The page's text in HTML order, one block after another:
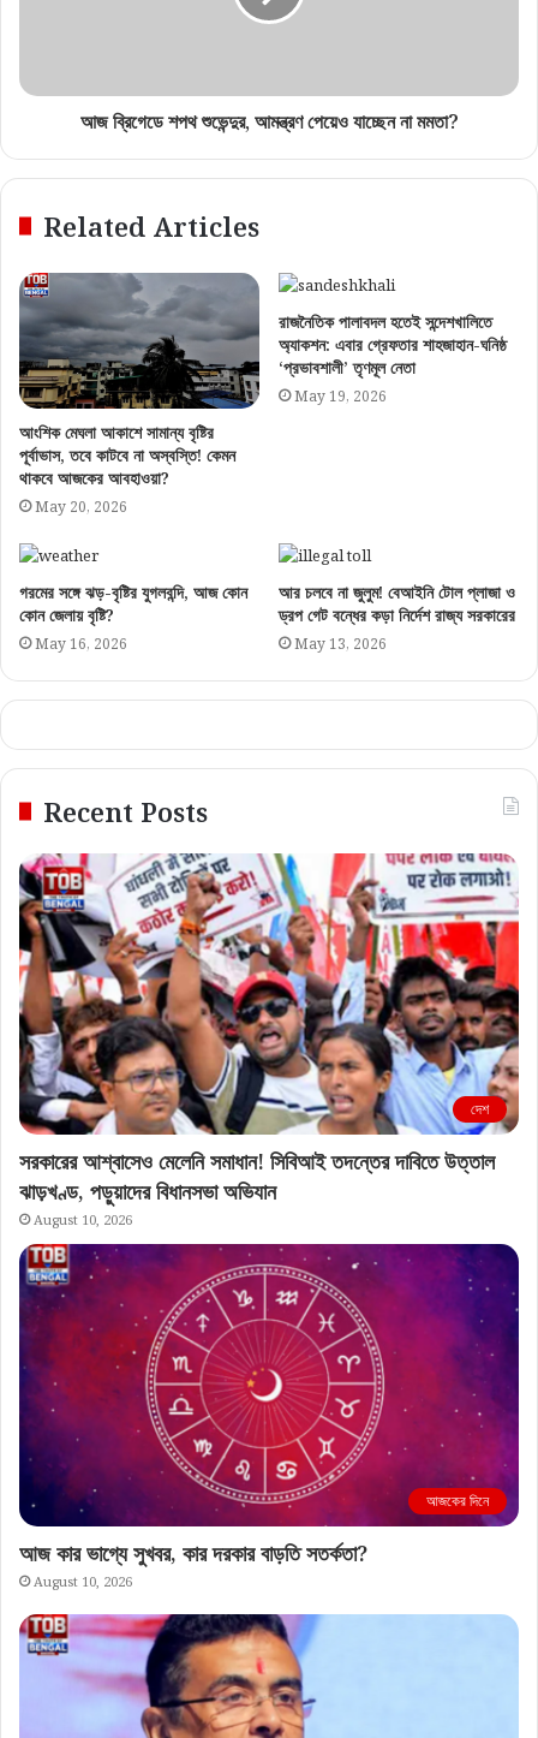
আজ ব্রিগেডে শপথ শুভেন্দুর, আমন্ত্রণ পেয়েও যাচ্ছেন না মমতা?
Related Articles
আংশিক মেঘলা আকাশে সামান্য বৃষ্টির
পূর্বাভাস, তবে কাটবে না অস্বস্তি! কেমন
থাকবে আজকের আবহাওয়া?
May 20, 2026
রাজনৈতিক পালাবদল হতেই সন্দেশখালিতে
অ্যাকশন: এবার গ্রেফতার শাহজাহান-ঘনিষ্ঠ
‘প্রভাবশালী’ তৃণমূল নেতা
May 19, 2026
গরমের সঙ্গে ঝড়-বৃষ্টির যুগলবন্দি, আজ কোন
কোন জেলায় বৃষ্টি?
May 16, 2026
আর চলবে না জুলুম! বেআইনি টোল প্লাজা ও
ড্রপ গেট বন্ধের কড়া নির্দেশ রাজ্য সরকারের
May 13, 2026
Recent Posts
দেশ
সরকারের আশ্বাসেও মেলেনি সমাধান! সিবিআই তদন্তের দাবিতে উত্তাল
ঝাড়খণ্ড, পড়ুয়াদের বিধানসভা অভিযান
August 10, 2026
আজকের দিনে
আজ কার ভাগ্যে সুখবর, কার দরকার বাড়তি সতর্কতা?
August 10, 2026